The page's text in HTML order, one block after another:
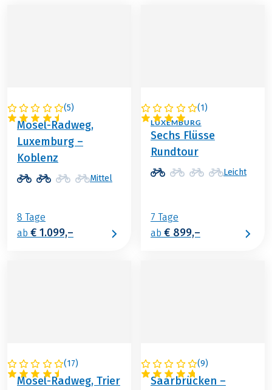
(5)
DEUTSCHLAND
Mosel-Radweg,
Luxemburg –
Koblenz
Mittel
8 Tage
ab € 1.099,–
(1)
DEUTSCHLAND /
LUXEMBURG
Sechs Flüsse
Rundtour
Leicht
7 Tage
ab € 899,–
(17)
DEUTSCHLAND
Mosel-Radweg, Trier
(9)
DEUTSCHLAND
Saarbrücken –